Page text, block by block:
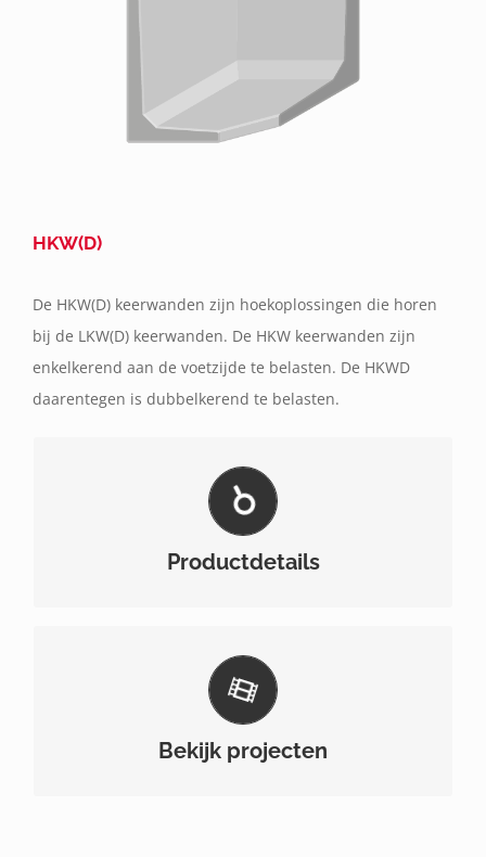
HKW(D)
De HKW(D) keerwanden zijn hoekoplossingen die horen
bij de LKW(D) keerwanden. De HKW keerwanden zijn
enkelkerend aan de voetzijde te belasten. De HKWD
daarentegen is dubbelkerend te belasten.
Productdetails
Bekijk hier de productspecificaties van alle types
en afmetingen van dit product.
Bekijk projecten
Bekijk hier enkele projecten waar dit product
gebruikt werd.